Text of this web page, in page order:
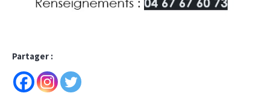
Partager :